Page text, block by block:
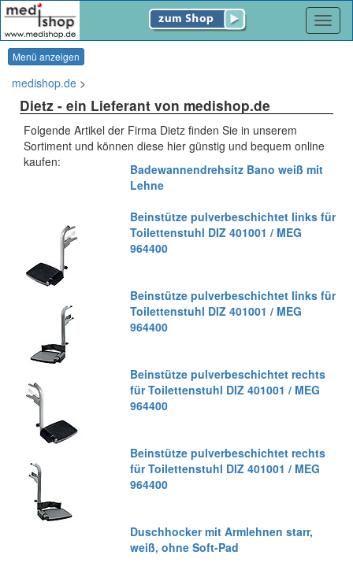
Menü anzeigen
medishop.de >
Dietz - ein Lieferant von medishop.de
Folgende Artikel der Firma Dietz finden Sie in unserem
Sortiment und können diese hier günstig und bequem online
kaufen:
Badewannendrehsitz Bano weiß mit
Lehne
Beinstütze pulverbeschichtet links für
Toilettenstuhl DIZ 401001 / MEG
964400
Beinstütze pulverbeschichtet links für
Toilettenstuhl DIZ 401001 / MEG
964400
Beinstütze pulverbeschichtet rechts
für Toilettenstuhl DIZ 401001 / MEG
964400
Beinstütze pulverbeschichtet rechts
für Toilettenstuhl DIZ 401001 / MEG
964400
Duschhocker mit Armlehnen starr,
weiß, ohne Soft-Pad